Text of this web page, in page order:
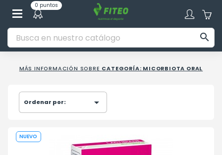
0 puntos

MÁS INFORMACIÓN SOBRE CATEGORÍA: MICORBIOTA ORAL
Ordenar por: 
NUEVO